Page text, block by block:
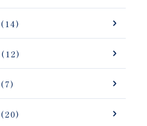
(14)
(12)
(7)
(20)